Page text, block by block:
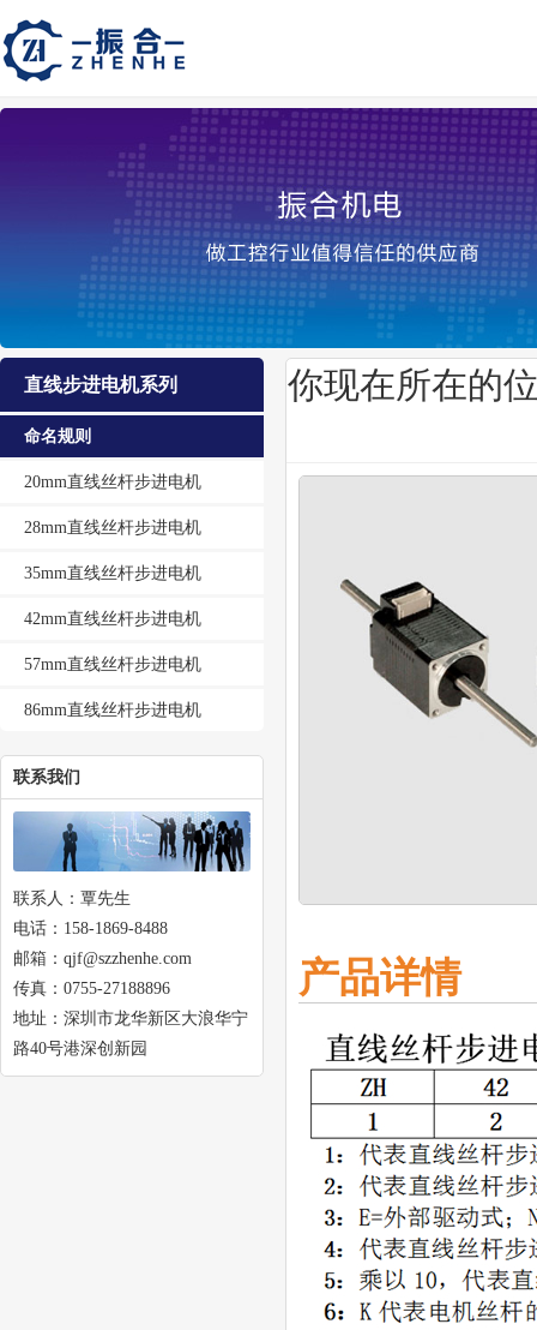
直线步进电机系列
命名规则
20mm直线丝杆步进电机
28mm直线丝杆步进电机
35mm直线丝杆步进电机
42mm直线丝杆步进电机
57mm直线丝杆步进电机
86mm直线丝杆步进电机
联系我们
联系人：覃先生
电话：158-1869-8488
邮箱：qjf@szzhenhe.com
传真：0755-27188896
地址：深圳市龙华新区大浪华宁
路40号港深创新园
你现在所在的
产品详情